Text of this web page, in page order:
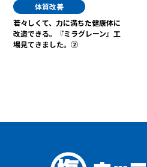
体質改善
若々しくて、力に満ちた健康体に
改造できる。『ミラグレーン』工
場見てきました。②